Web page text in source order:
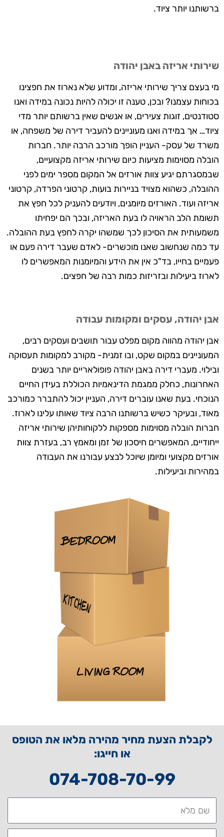
ברשותנו יותר ציוד.
שירותי אריזה באבן יהודה
מי בעצם צריך שירותי אריזה, ומדוע שלא נארוז את חפצינו
בכוחות עצמנו? ובכן, טענה זו יכולה להיות נכונה במידה ואנו
סטודנטים, זוגות צעירים, או אנשים שאין ברשותם יותר מדי
ציוד… אך במידה ואנו מעוניינים להעביר דירה של משפחה, או
משרד של עסק- העניין הופך מורכב הרבה יותר. חברות
הובלה מסוימות מציעות כיום שירותי אריזה מקצועיים,
שבמסגרתם יגיע צוות אורזים אל המקום מספר ימים לפני
ההובלה, כשהוא מצויד בניירות בועות, קרטוני הפרדה, קרטוני
אריזה ועוד. האורזים מיומנים, ויודעים להעניק לכל חפץ את
תשומת הלב הראויה לו בעת האריזה, ובכך הם יפחיתו
משמעותית את הסיכון לכך שמשהו יקרה לחפץ בעת ההובלה.
עד כמה שנחשוב שאנו מוכשרים- לאדם שעבר דירה פעם או
פעמיים בחייו, בד"כ אין את הידע והמיומנות המאפשרים לו
לארוז ביעילות ובזריזות כמות רבה של חפצים.
אבן יהודה, עסקים ומקומות עבודה
אבן יהודה מהווה מקום מפלט עבור תושבים ועסקים רבים,
המעוניינים במקום שקט, ובו זמנית- מקורב למקומות תעסוקה
ובילוי. מעברי דירה באבן יהודה פופולאריים יותר בשנים
האחרונות, כחלק ממגמת הדינאמיות הכוללת בעידן החיים
הנוכחי. בעת שאנו עוברים דירה, העניין יכול להתברר כמורכב
מאוד, ובעיקר כשיש ברשותנו הרבה ציוד שאותו עלינו לארוז.
חברות הובלה מסוימות מספקות ללקוחותיהן שירותי אריזה
ייחודיים, המאפשרים חיסכון של זמן ומאמץ רב, בעזרת צוות
אורזים מקצועי ומיומן שיוכל לבצע עבורנו את העבודה
במהירות וביעילות.
לקבלת הצעת מחיר מהירה מלאו את הטופס
או חייגו:
074-708-70-99